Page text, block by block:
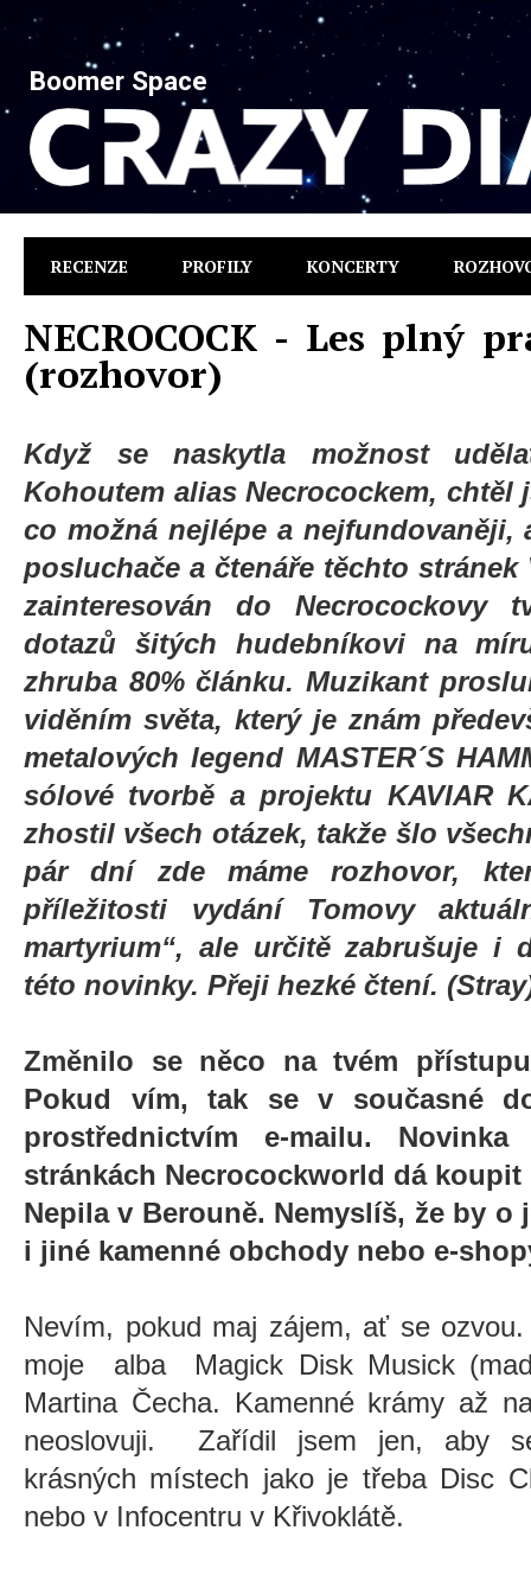
Boomer Space
RECENZE PROFILY KONCERTY
NECROCOCK - Les plný
(rozhovor)
Když se naskytla možnost
Kohoutem alias Necrocockem, chtěl
co možná nejlépe a
posluchače a čtenáře těchto stránek
zainteresován do Necrocockovy
dotazů šitých hudebníkovi na
zhruba 80% článku. Muzikant
viděním světa, který je znám
metalových legend MASTER´S
sólové tvorbě a projektu KAVIAR
zhostil všech otázek, takže šlo
pár dní zde máme rozhovor,
příležitosti vydání Tomovy
martyrium“, ale určitě zabrušuje i
této novinky. Přeji hezké čtení.
Změnilo se něco na tvém
Pokud vím, tak se v současné
prostřednictvím e-mailu.
stránkách Necrocockworld dá
Nepila v Berouně. Nemyslíš, že by
i jiné kamenné obchody nebo e-
Nevím, pokud maj zájem, ať se
moje alba Magick Disk Musick
Martina Čecha. Kamenné krámy až
neoslovuji. Zařídil jsem jen, aby
krásných místech jako je třeba Disc
nebo v Infocentru v Křivoklátě.